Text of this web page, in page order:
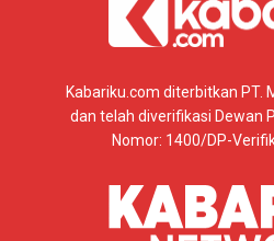
Kabariku.com diterbitkan PT.
dan telah diverifikasi Dewan
Nomor: 1400/DP-